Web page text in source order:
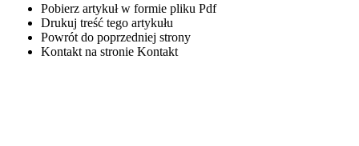
Pobierz artykuł w formie pliku Pdf
Drukuj treść tego artykułu
Powrót do poprzedniej strony
Kontakt na stronie Kontakt